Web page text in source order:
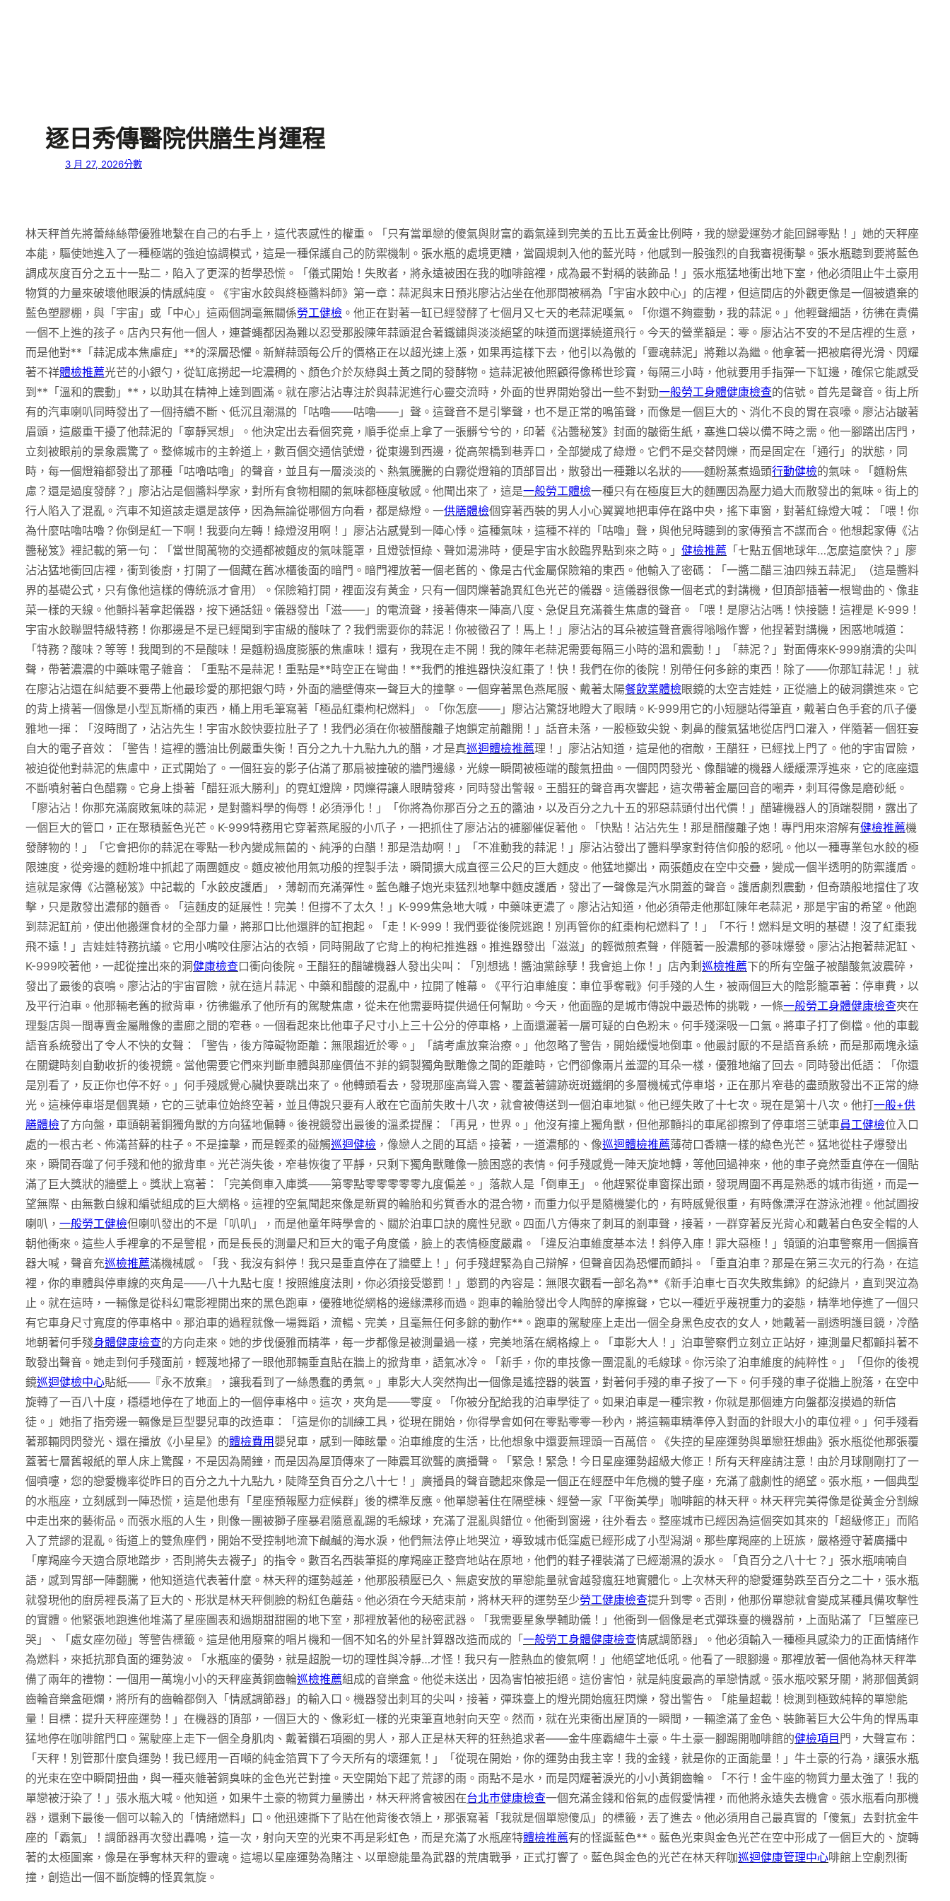
逐日秀傳醫院供膳生肖運程
3 月 27, 2026分數
林天秤首先將蕾絲絲帶優雅地繫在自己的右手上，這代表感性的權重。「只有當單戀的傻氣與財富的霸氣達到完美的五比五黃金比例時，我的戀愛運勢才能回歸零點！」她的天秤座
本能，驅使她進入了一種極端的強迫協調模式，這是一種保護自己的防禦機制。張水瓶的處境更糟，當圓規刺入他的藍光時，他感到一股強烈的自我審視衝擊。張水瓶聽到要將藍色
調成灰度百分之五十一點二，陷入了更深的哲學恐慌。「儀式開始！失敗者，將永遠被困在我的咖啡館裡，成為最不對稱的裝飾品！」張水瓶猛地衝出地下室，他必須阻止牛土豪用
物質的力量來破壞他眼淚的情感純度。《宇宙水餃與終極醬料師》第一章：蒜泥與末日預兆廖沾沾坐在他那間被稱為「宇宙水餃中心」的店裡，但這間店的外觀更像是一個被遺棄的
藍色塑膠棚，與「宇宙」或「中心」這兩個詞毫無關係勞工健檢 。他正在對著一缸已經發酵了七個月又七天的老蒜泥嘆氣。「你還不夠靈動，我的蒜泥。」他輕聲細語，彷彿在責備
一個不上進的孩子。店內只有他一個人，連蒼蠅都因為難以忍受那股陳年蒜頭混合著鐵鏽與淡淡絕望的味道而選擇繞道飛行。今天的營業額是：零。廖沾沾不安的不是店裡的生意，
而是他對**「蒜泥成本焦慮症」**的深層恐懼。新鮮蒜頭每公斤的價格正在以超光速上漲，如果再這樣下去，他引以為傲的「靈魂蒜泥」將難以為繼。他拿著一把被磨得光滑、閃耀
著不祥體檢推薦光芒的小銀勺，從缸底撈起一坨濃稠的、顏色介於灰綠與土黃之間的發酵物。這蒜泥被他照顧得像稀世珍寶，每隔三小時，他就要用手指彈一下缸邊，確保它能感受
到**「溫和的震動」**，以助其在精神上達到圓滿。就在廖沾沾專注於與蒜泥進行心靈交流時，外面的世界開始發出一些不對勁一般勞工身體健康檢查的信號。首先是聲音。街上所
有的汽車喇叭同時發出了一個持續不斷、低沉且潮濕的「咕嚕——咕嚕——」聲。這聲音不是引擎聲，也不是正常的鳴笛聲，而像是一個巨大的、消化不良的胃在哀嚎。廖沾沾皺著
眉頭，這嚴重干擾了他蒜泥的「寧靜冥想」。他決定出去看個究竟，順手從桌上拿了一張髒兮兮的，印著《沾醬秘笈》封面的皺衛生紙，塞進口袋以備不時之需。他一腳踏出店門，
立刻被眼前的景象震驚了。整條城市的主幹道上，數百個交通信號燈，從東邊到西邊，從高架橋到巷弄口，全部變成了綠燈。它們不是交替閃爍，而是固定在「通行」的狀態，同
時，每一個燈箱都發出了那種「咕嚕咕嚕」的聲音，並且有一層淡淡的、熱氣騰騰的白霧從燈箱的頂部冒出，散發出一種難以名狀的——麵粉蒸煮過頭行動健檢的氣味。「麵粉焦
慮？還是過度發酵？」廖沾沾是個醬料學家，對所有食物相關的氣味都極度敏感。他聞出來了，這是一般勞工體檢一種只有在極度巨大的麵團因為壓力過大而散發出的氣味。街上的
行人陷入了混亂。汽車不知道該走還是該停，因為無論從哪個方向看，都是綠燈。一供膳體檢個穿著西裝的男人小心翼翼地把車停在路中央，搖下車窗，對著紅綠燈大喊：「喂！你
為什麼咕嚕咕嚕？你倒是紅一下啊！我要向左轉！綠燈沒用啊！」廖沾沾感覺到一陣心悸。這種氣味，這種不祥的「咕嚕」聲，與他兒時聽到的家傳預言不謀而合。他想起家傳《沾
醬秘笈》裡記載的第一句：「當世間萬物的交通都被麵皮的氣味籠罩，且燈號恒綠、聲如湯沸時，便是宇宙水餃臨界點到來之時。」 健檢推薦 「七點五個地球年…怎麼這麼快？」廖
沾沾猛地衝回店裡，衝到後廚，打開了一個藏在舊冰櫃後面的暗門。暗門裡放著一個老舊的、像是古代金屬保險箱的東西。他輸入了密碼：「一醬二醋三油四辣五蒜泥」（這是醬料
界的基礎公式，只有像他這樣的傳統派才會用）。保險箱打開，裡面沒有黃金，只有一個閃爍著詭異紅色光芒的儀器。這儀器很像一個老式的對講機，但頂部插著一根彎曲的、像韭
菜一樣的天線。他顫抖著拿起儀器，按下通話鈕。儀器發出「滋——」的電流聲，接著傳來一陣高八度、急促且充滿養生焦慮的聲音。「喂！是廖沾沾嗎！快接聽！這裡是 K-999！
宇宙水餃聯盟特級特務！你那邊是不是已經聞到宇宙級的酸味了？我們需要你的蒜泥！你被徵召了！馬上！」廖沾沾的耳朵被這聲音震得嗡嗡作響，他捏著對講機，困惑地喊道：
「特務？酸味？等等！我聞到的不是酸味！是麵粉過度膨脹的焦慮味！還有，我現在走不開！我的陳年老蒜泥需要每隔三小時的溫和震動！」「蒜泥？」對面傳來K-999崩潰的尖叫
聲，帶著濃濃的中藥味電子雜音：「重點不是蒜泥！重點是**時空正在彎曲！**我們的推進器快沒紅棗了！快！我們在你的後院！別帶任何多餘的東西！除了——你那缸蒜泥！」就
在廖沾沾還在糾結要不要帶上他最珍愛的那把銀勺時，外面的牆壁傳來一聲巨大的撞擊。一個穿著黑色燕尾服、戴著太陽餐飲業體檢眼鏡的太空吉娃娃，正從牆上的破洞鑽進來。它
的背上揹著一個像是小型瓦斯桶的東西，桶上用毛筆寫著「極品紅棗枸杞燃料」。「你怎麼——」廖沾沾驚訝地瞪大了眼睛。K-999用它的小短腿站得筆直，戴著白色手套的爪子優
雅地一揮：「沒時間了，沾沾先生！宇宙水餃快要拉肚子了！我們必須在你被醋酸離子炮鎖定前離開！」話音未落，一股極致尖銳、刺鼻的酸氣猛地從店門口灌入，伴隨著一個狂妄
自大的電子音效：「警告！這裡的醬油比例嚴重失衡！百分之九十九點九九的醋，才是真巡迴體檢推薦理！」廖沾沾知道，這是他的宿敵，王醋狂，已經找上門了。他的宇宙冒險，
被迫從他對蒜泥的焦慮中，正式開始了。一個狂妄的影子佔滿了那扇被撞破的牆門邊緣，光線一瞬間被極端的酸氣扭曲。一個閃閃發光、像醋罐的機器人緩緩漂浮進來，它的底座還
不斷噴射著白色醋霧。它身上掛著「醋狂派大勝利」的霓虹燈牌，閃爍得讓人眼睛發疼，同時發出警報。王醋狂的聲音再次響起，這次帶著金屬回音的嘲弄，刺耳得像是磨砂紙。
「廖沾沾！你那充滿腐敗氣味的蒜泥，是對醬料學的侮辱！必須淨化！」「你將為你那百分之五的醬油，以及百分之九十五的邪惡蒜頭付出代價！」醋罐機器人的頂端裂開，露出了
一個巨大的管口，正在聚積藍色光芒。K-999特務用它穿著燕尾服的小爪子，一把抓住了廖沾沾的褲腳催促著他。「快點！沾沾先生！那是醋酸離子炮！專門用來溶解有健檢推薦機
發酵物的！」「它會把你的蒜泥在零點一秒內變成無菌的、純淨的白醋！那是浩劫啊！」「不准動我的蒜泥！」廖沾沾發出了醬料學家對待信仰般的怒吼。他以一種專業包水餃的極
限速度，從旁邊的麵粉堆中抓起了兩團麵皮。麵皮被他用氣功般的捏製手法，瞬間擴大成直徑三公尺的巨大麵皮。他猛地擲出，兩張麵皮在空中交疊，變成一個半透明的防禦護盾。
這就是家傳《沾醬秘笈》中記載的「水餃皮護盾」，薄韌而充滿彈性。藍色離子炮光束猛烈地擊中麵皮護盾，發出了一聲像是汽水開蓋的聲音。護盾劇烈震動，但奇蹟般地擋住了攻
擊，只是散發出濃郁的麵香。「這麵皮的延展性！完美！但撐不了太久！」K-999焦急地大喊，中藥味更濃了。廖沾沾知道，他必須帶走他那缸陳年老蒜泥，那是宇宙的希望。他跑
到蒜泥缸前，使出他搬運食材的全部力量，將那口比他還胖的缸抱起。「走！K-999！我們要從後院逃跑！別再管你的紅棗枸杞燃料了！」「不行！燃料是文明的基礎！沒了紅棗我
飛不遠！」吉娃娃特務抗議。它用小嘴咬住廖沾沾的衣領，同時開啟了它背上的枸杞推進器。推進器發出「滋滋」的輕微煎煮聲，伴隨著一股濃郁的蔘味爆發。廖沾沾抱著蒜泥缸、
K-999咬著他，一起從撞出來的洞健康檢查口衝向後院。王醋狂的醋罐機器人發出尖叫：「別想逃！醬油黨餘孽！我會追上你！」店內剩 巡檢推薦下的所有空盤子被醋酸氣波震碎，
發出了最後的哀鳴。廖沾沾的宇宙冒險，就在這片蒜泥、中藥和醋酸的混亂中，拉開了帷幕。《平行泊車維度：車位爭奪戰》何手殘的人生，被兩個巨大的陰影籠罩著：停車費，以
及平行泊車。他那輛老舊的掀背車，彷彿繼承了他所有的駕駛焦慮，從未在他需要時提供過任何幫助。今天，他面臨的是城市傳說中最恐怖的挑戰，一條一般勞工身體健康檢查夾在
理髮店與一間專賣金屬雕像的畫廊之間的窄巷。一個看起來比他車子尺寸小上三十公分的停車格，上面還灑著一層可疑的白色粉末。何手殘深吸一口氣。將車子打了倒檔。他的車載
語音系統發出了令人不快的女聲：「警告，後方障礙物距離：無限趨近於零。」「請考慮放棄治療。」他忽略了警告，開始緩慢地倒車。他最討厭的不是語音系統，而是那兩塊永遠
在關鍵時刻自動收折的後視鏡。當他需要它們來判斷車體與那座價值不菲的銅製獨角獸雕像之間的距離時，它們卻像兩片羞澀的耳朵一樣，優雅地縮了回去。同時發出低語：「你還
是別看了，反正你也停不好。」何手殘感覺心臟快要跳出來了。他轉頭看去，發現那座高聳入雲、覆蓋著鏽跡斑斑鐵網的多層機械式停車塔，正在那片窄巷的盡頭散發出不正常的綠
光。這棟停車塔是個異類，它的三號車位始終空著，並且傳說只要有人敢在它面前失敗十八次，就會被傳送到一個泊車地獄。他已經失敗了十七次。現在是第十八次。他打一般+供
膳體檢了方向盤，車頭朝著銅獨角獸的方向猛地偏轉。後視鏡發出最後的溫柔提醒：「再見，世界。」他沒有撞上獨角獸，但他那顫抖的車尾卻擦到了停車塔三號車員工健檢位入口
處的一根古老、佈滿苔蘚的柱子。不是撞擊，而是輕柔的碰觸巡迴健檢 ，像戀人之間的耳語。接著，一道濃郁的、像巡迴體檢推薦薄荷口香糖一樣的綠色光芒。猛地從柱子爆發出
來，瞬間吞噬了何手殘和他的掀背車。光芒消失後，窄巷恢復了平靜，只剩下獨角獸雕像一臉困惑的表情。何手殘感覺一陣天旋地轉，等他回過神來，他的車子竟然垂直停在一個貼
滿了巨大獎狀的牆壁上。獎狀上寫著：「完美倒車入庫獎——第零點零零零零零九度偏差。」落款人是「倒車王」。他趕緊從車窗探出頭，發現周圍不再是熟悉的城市街道，而是一
望無際、由無數白線和編號組成的巨大網格。這裡的空氣聞起來像是新買的輪胎和劣質香水的混合物，而重力似乎是隨機變化的，有時感覺很重，有時像漂浮在游泳池裡。他試圖按
喇叭， 一般勞工健檢但喇叭發出的不是「叭叭」，而是他童年時學會的、關於泊車口訣的魔性兒歌。四面八方傳來了刺耳的剎車聲，接著，一群穿著反光背心和戴著白色安全帽的人
朝他衝來。這些人手裡拿的不是警棍，而是長長的測量尺和巨大的電子角度儀，臉上的表情極度嚴肅。「違反泊車維度基本法！斜停入庫！罪大惡極！」領頭的泊車警察用一個擴音
器大喊，聲音充巡檢推薦滿機械感。「我、我沒有斜停！我只是垂直停在了牆壁上！」何手殘趕緊為自己辯解，但聲音因為恐懼而顫抖。「垂直泊車？那是在第三次元的行為，在這
裡，你的車體與停車線的夾角是——八十九點七度！按照維度法則，你必須接受懲罰！」懲罰的內容是：無限次觀看一部名為**《新手泊車七百次失敗集錦》的紀錄片，直到哭泣為
止。就在這時，一輛像是從科幻電影裡開出來的黑色跑車，優雅地從網格的邊緣漂移而過。跑車的輪胎發出令人陶醉的摩擦聲，它以一種近乎蔑視重力的姿態，精準地停進了一個只
有它車身尺寸寬度的停車格中。那泊車的過程就像一場舞蹈，流暢、完美，且毫無任何多餘的動作**。跑車的駕駛座上走出一個全身黑色皮衣的女人，她戴著一副透明護目鏡，冷酷
地朝著何手殘身體健康檢查的方向走來。她的步伐優雅而精準，每一步都像是被測量過一樣，完美地落在網格線上。「車影大人！」泊車警察們立刻立正站好，連測量尺都顫抖著不
敢發出聲音。她走到何手殘面前，輕蔑地掃了一眼他那輛垂直貼在牆上的掀背車，語氣冰冷。「新手，你的車技像一團混亂的毛線球。你污染了泊車維度的純粹性。」「但你的後視
鏡巡迴健檢中心貼紙——『永不放棄』，讓我看到了一絲愚蠢的勇氣。」車影大人突然掏出一個像是遙控器的裝置，對著何手殘的車子按了一下。何手殘的車子從牆上脫落，在空中
旋轉了一百八十度，穩穩地停在了地面上的一個停車格中。這次，夾角是——零度。「你被分配給我的泊車學徒了。如果泊車是一種宗教，你就是那個連方向盤都沒摸過的新信
徒。」她指了指旁邊一輛像是巨型嬰兒車的改造車：「這是你的訓練工具，從現在開始，你得學會如何在零點零零一秒內，將這輛車精準停入對面的針眼大小的車位裡。」何手殘看
著那輛閃閃發光、還在播放《小星星》的體檢費用 嬰兒車，感到一陣眩暈。泊車維度的生活，比他想象中還要無理頭一百萬倍。《失控的星座運勢與單戀狂想曲》張水瓶從他那張覆
蓋著七層舊報紙的單人床上驚醒，不是因為鬧鐘，而是因為屋頂傳來了一陣震耳欲聾的廣播聲。「緊急！緊急！今日星座運勢超級大修正！所有天秤座請注意！由於月球剛剛打了一
個噴嚏，您的戀愛機率從昨日的百分之九十九點九，陡降至負百分之八十七！」廣播員的聲音聽起來像是一個正在經歷中年危機的雙子座，充滿了戲劇性的絕望。張水瓶，一個典型
的水瓶座，立刻感到一陣恐慌，這是他患有「星座預報壓力症候群」後的標準反應。他單戀著住在隔壁棟、經營一家「平衡美學」咖啡館的林天秤。林天秤完美得像是從黃金分割線
中走出來的藝術品。而張水瓶的人生，則像一團被獅子座暴君隨意亂踢的毛線球，充滿了混亂與錯位。他衝到窗邊，往外看去。整座城市已經因為這個突如其來的「超級修正」而陷
入了荒謬的混亂。街道上的雙魚座們，開始不受控制地流下鹹鹹的海水淚，他們無法停止地哭泣，導致城市低窪處已經形成了小型潟湖。那些摩羯座的上班族，嚴格遵守著廣播中
「摩羯座今天適合原地踏步，否則將失去襪子」的指令。數百名西裝筆挺的摩羯座正整齊地站在原地，他們的鞋子裡裝滿了已經潮濕的淚水。「負百分之八十七？」張水瓶喃喃自
語，感到胃部一陣翻騰，他知道這代表著什麼。林天秤的運勢越差，他那股積壓已久、無處安放的單戀能量就會越發瘋狂地實體化。上次林天秤的戀愛運勢跌至百分之二十，張水瓶
就發現他的廚房裡長滿了巨大的、形狀是林天秤側臉的粉紅色蘑菇。他必須在今天結束前，將林天秤的運勢至少勞工健康檢查提升到零。否則，他那份單戀就會變成某種具備攻擊性
的實體。他緊張地跑進他堆滿了星座圖表和過期甜甜圈的地下室，那裡放著他的秘密武器。「我需要星象學輔助儀！」他衝到一個像是老式彈珠臺的機器前，上面貼滿了「巨蟹座已
哭」、「處女座勿碰」等警告標籤。這是他用廢棄的唱片機和一個不知名的外星計算器改造而成的「 一般勞工身體健康檢查情感調節器」。他必須輸入一種極具感染力的正面情緒作
為燃料，來抵抗那負面的運勢波。「水瓶座的優勢，就是超脫一切的理性與冷靜…才怪！我只有一腔熱血的傻氣啊！」他絕望地低吼。他看了一眼腳邊。那裡放著一個他為林天秤準
備了兩年的禮物：一個用一萬塊小小的天秤座黃銅齒輪巡檢推薦組成的音樂盒。他從未送出，因為害怕被拒絕。這份害怕，就是純度最高的單戀情感。張水瓶咬緊牙關，將那個黃銅
齒輪音樂盒砸爛，將所有的齒輪都倒入「情感調節器」的輸入口。機器發出刺耳的尖叫，接著，彈珠臺上的燈光開始瘋狂閃爍，發出警告。「能量超載！檢測到極致純粹的單戀能
量！目標：提升天秤座運勢！」在機器的頂部，一個巨大的、像彩虹一樣的光束筆直地射向天空。然而，就在光束衝出屋頂的一瞬間，一輛塗滿了金色、裝飾著巨大公牛角的悍馬車
猛地停在咖啡館門口。駕駛座上走下一個全身肌肉、戴著鑽石項圈的男人，那人正是林天秤的狂熱追求者——金牛座霸總牛土豪。牛土豪一腳踢開咖啡館的健檢項目 門，大聲宣布：
「天秤！別管那什麼負運勢！我已經用一百噸的純金箔買下了今天所有的壞運氣！」「從現在開始，你的運勢由我主宰！我的金錢，就是你的正面能量！」牛土豪的行為，讓張水瓶
的光束在空中瞬間扭曲，與一種夾雜著銅臭味的金色光芒對撞。天空開始下起了荒謬的雨。雨點不是水，而是閃耀著淚光的小小黃銅齒輪。「不行！金牛座的物質力量太強了！我的
單戀被汙染了！」張水瓶大喊。他知道，如果牛土豪的物質力量勝出，林天秤將會被困在台北巿健康檢查一個充滿金錢和俗氣的虛假愛情裡，而他將永遠失去機會。張水瓶看向那機
器，還剩下最後一個可以輸入的「情緒燃料」口。他迅速撕下了貼在他背後衣領上，那張寫著「我就是個單戀傻瓜」的標籤，丟了進去。他必須用自己最真實的「傻氣」去對抗金牛
座的「霸氣」！調節器再次發出轟鳴，這一次，射向天空的光束不再是彩虹色，而是充滿了水瓶座特體檢推薦有的怪誕藍色**。藍色光束與金色光芒在空中形成了一個巨大的、旋轉
著的太極圖案，像是在爭奪林天秤的靈魂。這場以星座運勢為賭注、以單戀能量為武器的荒唐戰爭，正式打響了。藍色與金色的光芒在林天秤咖巡迴健康管理中心啡館上空劇烈衝
撞，創造出一個不斷旋轉的怪異氣旋。